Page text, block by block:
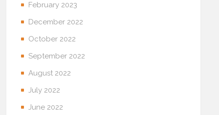
February 2023
December 2022
October 2022
September 2022
August 2022
July 2022
June 2022